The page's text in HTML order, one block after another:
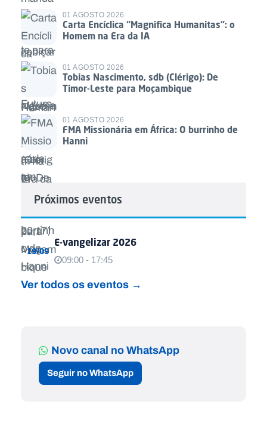
01 AGOSTO 2026
Carta Encíclica “Magnifica Humanitas”: o
Homem na Era da IA
01 AGOSTO 2026
Tobias Nascimento, sdb (Clérigo): De
Timor-Leste para Moçambique
01 AGOSTO 2026
FMA Missionária em África: O burrinho de
Hanni
Próximos eventos
19/09
E-vangelizar 2026
09:00 - 17:45
Ver todos os eventos →
Novo canal no WhatsApp
Seguir no WhatsApp